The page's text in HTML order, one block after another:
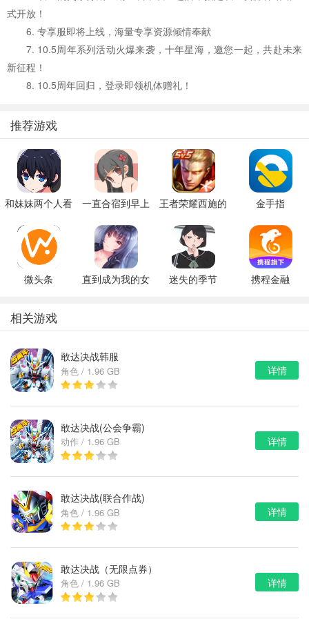
式开放！
6. 专享服即将上线，海量专享资源倾情奉献
7. 10.5周年系列活动火爆来袭，十年星海，邀您一起，共赴未来
新征程！
8. 10.5周年回归，登录即领机体赠礼！
推荐游戏
和妹妹两个人看
一直合宿到早上
王者荣耀西施的
金手指
微头条
直到成为我的女
迷失的季节
携程金融
相关游戏
敢达决战韩服
角色 / 1.96 GB 详情
敢达决战(公会争霸)
动作 / 1.96 GB 详情
敢达决战(联合作战)
角色 / 1.96 GB 详情
敢达决战（无限点券）
角色 / 1.96 GB 详情